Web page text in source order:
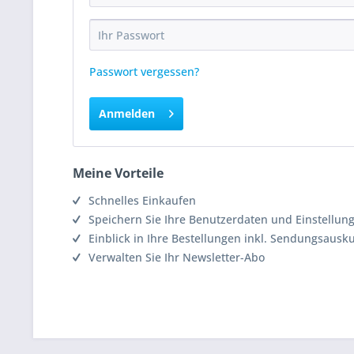
Passwort vergessen?
Anmelden
Meine Vorteile
Schnelles Einkaufen
Speichern Sie Ihre Benutzerdaten und
Einblick in Ihre Bestellungen inkl.
Verwalten Sie Ihr Newsletter-Abo